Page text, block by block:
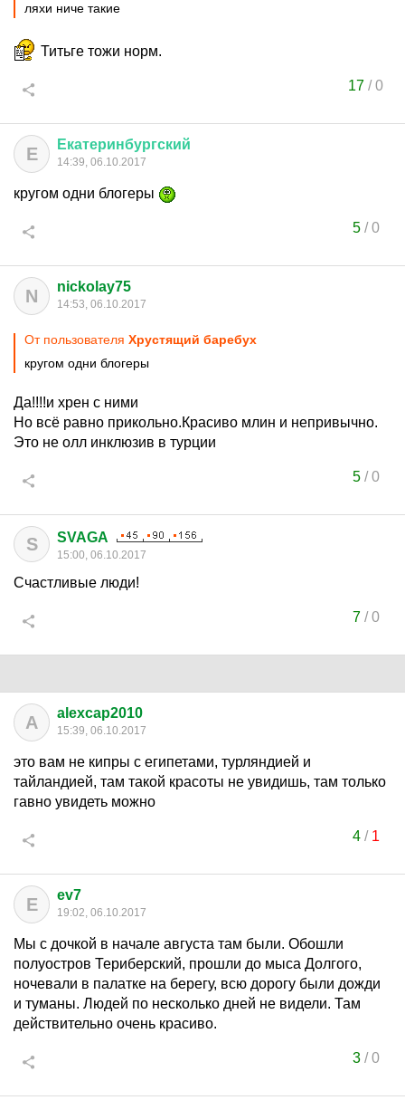
ляхи ниче такие
Титьге тожи норм.
17 /0
Е Екатеринбургский
14:39, 06.10.2017
кругом одни блогеры
5/0
N nickolay75
14:53, 06.10.2017
От пользователя Хрустящий баребух
кругом одни блогеры
Да!!!!и хрен с ними
Но всё равно прикольно.Красиво млин и непривычно.
Это не олл инклюзив в турции
5/0
S SVAGA
15:00, 06.10.2017
Счастливые люди!
7/0
A alexcap2010
15:39, 06.10.2017
это вам не кипры с египетами, турляндией и
тайландией, там такой красоты не увидишь, там только
гавно увидеть можно
4/ 1
E ev7
19:02, 06.10.2017
Мы с дочкой в начале августа там были. Обошли
полуостров Териберский, прошли до мыса Долгого,
ночевали в палатке на берегу, всю дорогу были дожди
и туманы. Людей по несколько дней не видели. Там
действительно очень красиво.
3/0